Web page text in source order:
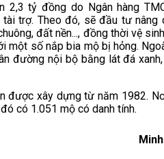
2,3 tỷ đồng do Ngân hàng
trợ. Theo đó, sẽ đầu tư nâng
đất nền..., đồng thời vệ
một số nắp bia mộ bị hỏng.
đường nội bộ bằng lát đá
được xây dựng từ năm 1982.
có 1.051 mộ có danh tính.